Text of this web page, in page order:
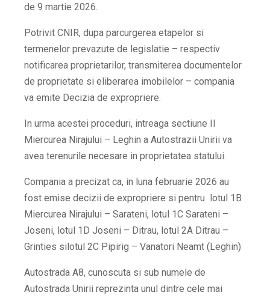
de 9 martie 2026.
Potrivit CNIR, dupa parcurgerea etapelor si
termenelor prevazute de legislatie – respectiv
notificarea proprietarilor, transmiterea documentelor
de proprietate si eliberarea imobilelor – compania
va emite Decizia de expropriere.
In urma acestei proceduri, intreaga sectiune II
Miercurea Nirajului – Leghin a Autostrazii Unirii va
avea terenurile necesare in proprietatea statului.
Compania a precizat ca, in luna februarie 2026 au
fost emise decizii de expropriere si pentru lotul 1B
Miercurea Nirajului – Sarateni, lotul 1C Sarateni –
Joseni, lotul 1D Joseni – Ditrau, lotul 2A Ditrau –
Grinties silotul 2C Pipirig – Vanatori Neamt (Leghin)
Autostrada A8, cunoscuta si sub numele de
Autostrada Unirii reprezinta unul dintre cele mai